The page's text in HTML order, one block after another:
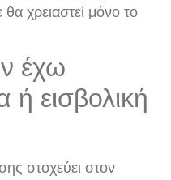
θα χρειαστεί μόνο το
έχω
ή εισβολική
στοχεύει στον